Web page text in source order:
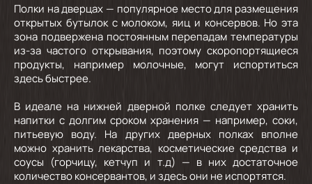
Полки на дверцах — популярное место для размещения
открытых бутылок с молоком, яиц и консервов. Но эта
зона подвержена постоянным перепадам температуры
из-за частого открывания, поэтому скоропортящиеся
продукты, например молочные, могут испортиться
здесь быстрее.
В идеале на нижней дверной полке следует хранить
напитки с долгим сроком хранения — например, соки,
питьевую воду. На других дверных полках вполне
можно хранить лекарства, косметические средства и
соусы (горчицу, кетчуп и т.д) — в них достаточное
количество консервантов, и здесь они не испортятся.